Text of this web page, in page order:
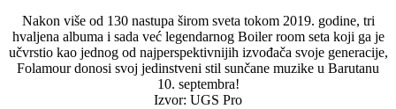
Nakon više od 130 nastupa širom sveta tokom 2019. godine, tri
hvaljena albuma i sada već legendarnog Boiler room seta koji ga je
učvrstio kao jednog od najperspektivnijih izvođača svoje generacije,
Folamour donosi svoj jedinstveni stil sunčane muzike u Barutanu
10. septembra!
Izvor: UGS Pro